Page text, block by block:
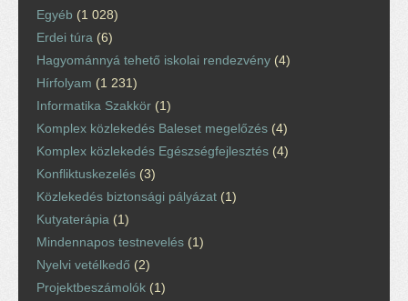
Egyéb (1 028)
Erdei túra (6)
Hagyománnyá tehető iskolai rendezvény (4)
Hírfolyam (1 231)
Informatika Szakkör (1)
Komplex közlekedés Baleset megelőzés (4)
Komplex közlekedés Egészségfejlesztés (4)
Konfliktuskezelés (3)
Közlekedés biztonsági pályázat (1)
Kutyaterápia (1)
Mindennapos testnevelés (1)
Nyelvi vetélkedő (2)
Projektbeszámolók (1)